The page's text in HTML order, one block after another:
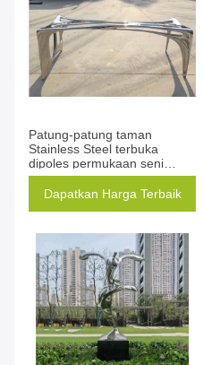
Patung-patung taman
Stainless Steel terbuka
dipoles permukaan seni
logam abstrak
Dapatkan Harga Terbaik